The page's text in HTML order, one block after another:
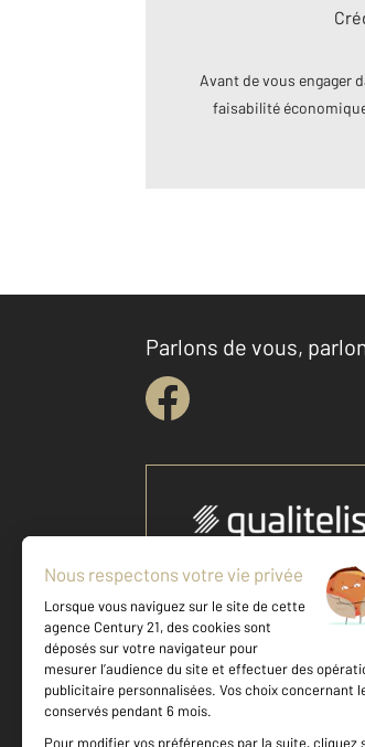
Avant de vous engager
faisabilité
Parlons de vous,
Votre agence est
Achat
Vente
9,5/10